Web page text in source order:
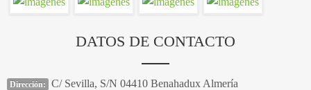
DATOS DE CONTACTO
Dirección: C/ Sevilla, S/N 04410 Benahadux Almería